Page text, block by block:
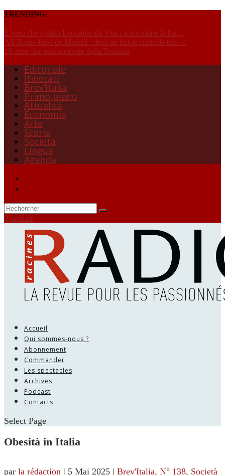
TRENDING:
È vero che è stato Leonardo da Vinci a inventare la bic...
AS Roma-Réal de Madrid : droit au but et contrôle très ...
10 cose che non sapevate della Toscana
Editoriale
Itinerari
Brev’Italia
Primo piano
Attualità
Economia
Arte
Storia
Società
Lingua
Agenda
0 produit
Accueil
Qui sommes-nous ?
Abonnement
Commander
Les spectacles
Archives
Podcast
Contacts
Select Page
Obesità in Italia
par la rédaction | 5 Mai 2025 | Brev'Italia, N° 138, Società